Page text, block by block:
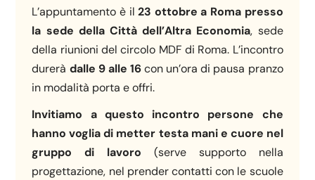
L’appuntamento è il 23 ottobre a Roma presso
la sede della Città dell’Altra Economia, sede
della riunioni del circolo MDF di Roma. L’incontro
durerà dalle 9 alle 16con un’ora di pausa pranzo
in modalità porta e offri.
Invitiamo a questo incontro persone che
hanno voglia di metter testa mani e cuore nel
gruppo di lavoro (serve supporto nella
progettazione, nel prender contatti con le scuole